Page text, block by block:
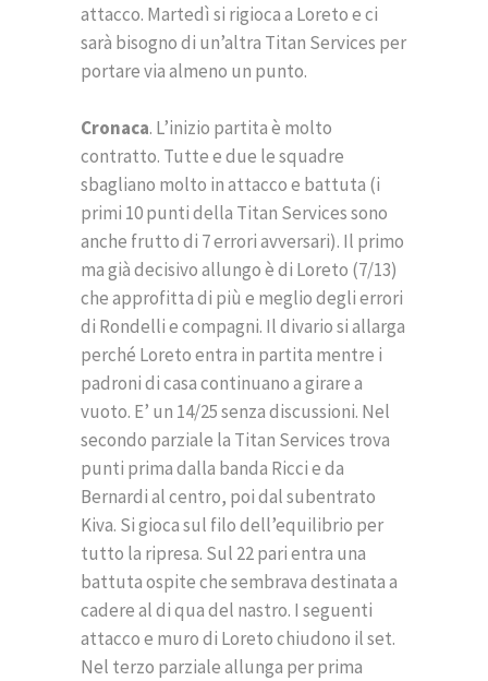
attacco. Martedì si rigioca a Loreto e ci
sarà bisogno di un’altra Titan Services per
portare via almeno un punto.
Cronaca. L’inizio partita è molto
contratto. Tutte e due le squadre
sbagliano molto in attacco e battuta (i
primi 10 punti della Titan Services sono
anche frutto di 7 errori avversari). Il primo
ma già decisivo allungo è di Loreto (7/13)
che approfitta di più e meglio degli errori
di Rondelli e compagni. Il divario si allarga
perché Loreto entra in partita mentre i
padroni di casa continuano a girare a
vuoto. E’ un 14/25 senza discussioni. Nel
secondo parziale la Titan Services trova
punti prima dalla banda Ricci e da
Bernardi al centro, poi dal subentrato
Kiva. Si gioca sul filo dell’equilibrio per
tutto la ripresa. Sul 22 pari entra una
battuta ospite che sembrava destinata a
cadere al di qua del nastro. I seguenti
attacco e muro di Loreto chiudono il set.
Nel terzo parziale allunga per prima